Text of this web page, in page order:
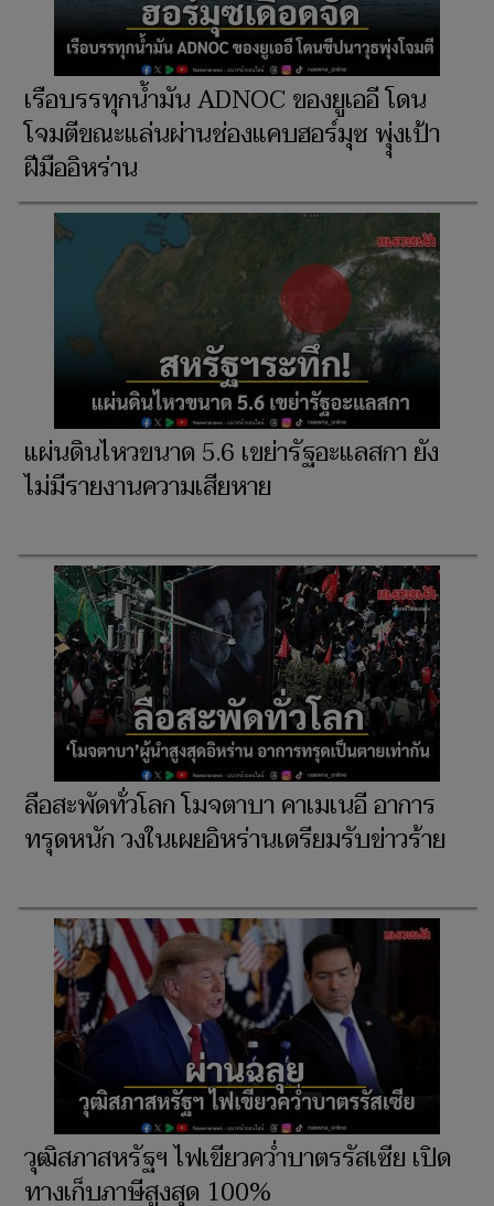
เรือบรรทุกน้ำมัน ADNOC ของยูเออี โดน
โจมตีขณะแล่นผ่านช่องแคบฮอร์มุซ พุุ่งเป้า
ฝีมืออิหร่าน
แผ่นดินไหวขนาด 5.6 เขย่ารัฐอะแลสกา ยัง
ไม่มีรายงานความเสียหาย
ลือสะพัดทั่วโลก โมจตาบา คาเมเนอี อาการ
ทรุดหนัก วงในเผยอิหร่านเตรียมรับข่าวร้าย
วุฒิสภาสหรัฐฯ ไฟเขียวคว่ำบาตรรัสเซีย เปิด
ทางเก็บภาษีสูงสุด 100%